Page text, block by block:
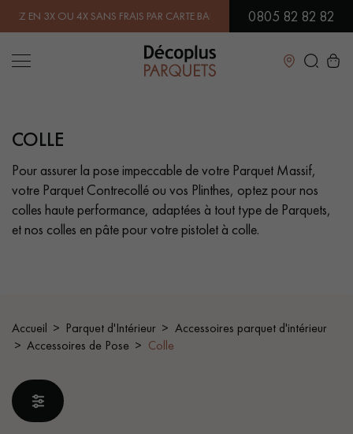
OU 4X SANS FRAIS PAR CARTE BANCAIRE. EN SAVOIR PLUS|
0805 82 82 82
Fermer
LES RECHERCHES LES PLUS COURANTES
PARQUET MASSIF
PARQUET CONTRECOLLÉ -
FLOTTANT
PARQUET HUILÉ PARQUET EN BOIS BRUT
PARQUET LAMES LARGES XXL
COLLE
Pour assurer la pose impeccable de votre Parquet Massif,
votre Parquet Contrecollé ou vos Plinthes, optez pour nos
colles haute performance, adaptées à tout type de Parquets,
et nos colles en pâte pour votre pistolet à colle.
Accueil Parquet d'Intérieur
Accessoires parquet d'intérieur
Accessoires de Pose
Colle